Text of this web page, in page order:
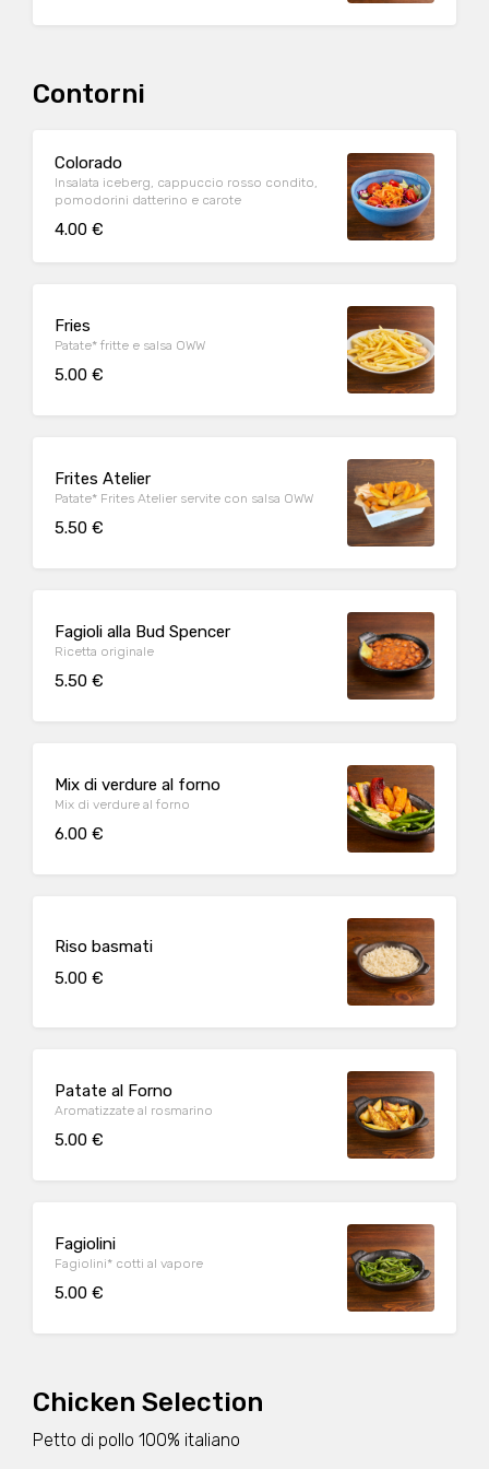
Contorni
Colorado
Insalata iceberg, cappuccio rosso condito,
pomodorini datterino e carote
4.00 €
Fries
Patate* fritte e salsa OWW
5.00 €
Frites Atelier
Patate* Frites Atelier servite con salsa OWW
5.50 €
Fagioli alla Bud Spencer
Ricetta originale
5.50 €
Mix di verdure al forno
Mix di verdure al forno
6.00 €
Riso basmati
5.00 €
Patate al Forno
Aromatizzate al rosmarino
5.00 €
Fagiolini
Fagiolini* cotti al vapore
5.00 €
Chicken Selection
Petto di pollo 100% italiano